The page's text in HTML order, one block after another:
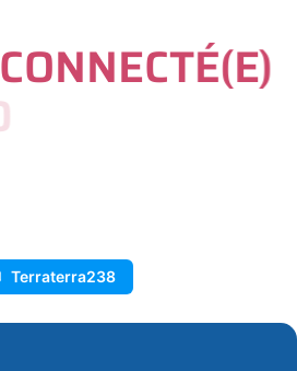
CONNECTÉ(E)
N
Terraterra238